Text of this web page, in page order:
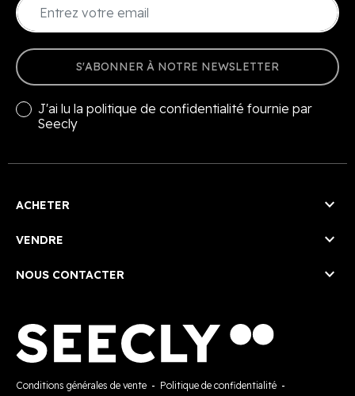
S'ABONNER À NOTRE NEWSLETTER
J'ai lu la politique de confidentialité fournie par
Seecly
ACHETER 
VENDRE 
NOUS CONTACTER 
Conditions générales de vente - Politique de confidentialité -